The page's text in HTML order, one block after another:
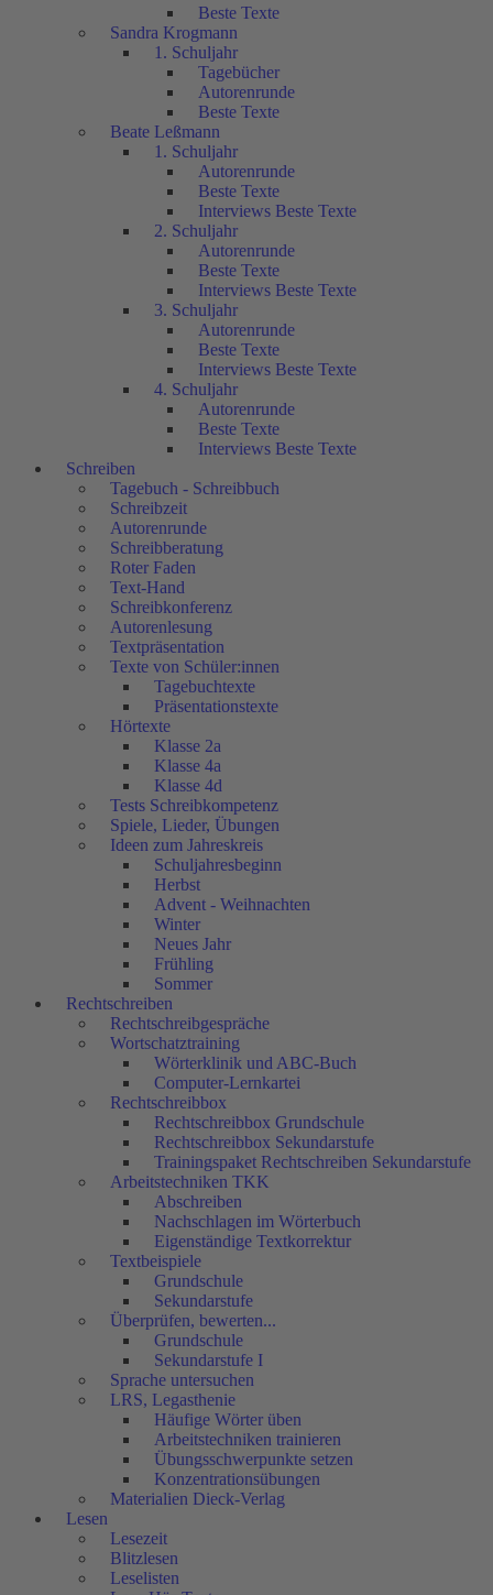
Beste Texte
Sandra Krogmann
1. Schuljahr
Tagebücher
Autorenrunde
Beste Texte
Beate Leßmann
1. Schuljahr
Autorenrunde
Beste Texte
Interviews Beste Texte
2. Schuljahr
Autorenrunde
Beste Texte
Interviews Beste Texte
3. Schuljahr
Autorenrunde
Beste Texte
Interviews Beste Texte
4. Schuljahr
Autorenrunde
Beste Texte
Interviews Beste Texte
Schreiben
Tagebuch - Schreibbuch
Schreibzeit
Autorenrunde
Schreibberatung
Roter Faden
Text-Hand
Schreibkonferenz
Autorenlesung
Textpräsentation
Texte von Schüler:innen
Tagebuchtexte
Präsentationstexte
Hörtexte
Klasse 2a
Klasse 4a
Klasse 4d
Tests Schreibkompetenz
Spiele, Lieder, Übungen
Ideen zum Jahreskreis
Schuljahresbeginn
Herbst
Advent - Weihnachten
Winter
Neues Jahr
Frühling
Sommer
Rechtschreiben
Rechtschreibgespräche
Wortschatztraining
Wörterklinik und ABC-Buch
Computer-Lernkartei
Rechtschreibbox
Rechtschreibbox Grundschule
Rechtschreibbox Sekundarstufe
Trainingspaket Rechtschreiben Sekundarstufe
Arbeitstechniken TKK
Abschreiben
Nachschlagen im Wörterbuch
Eigenständige Textkorrektur
Textbeispiele
Grundschule
Sekundarstufe
Überprüfen, bewerten...
Grundschule
Sekundarstufe I
Sprache untersuchen
LRS, Legasthenie
Häufige Wörter üben
Arbeitstechniken trainieren
Übungsschwerpunkte setzen
Konzentrationsübungen
Materialien Dieck-Verlag
Lesen
Lesezeit
Blitzlesen
Leselisten